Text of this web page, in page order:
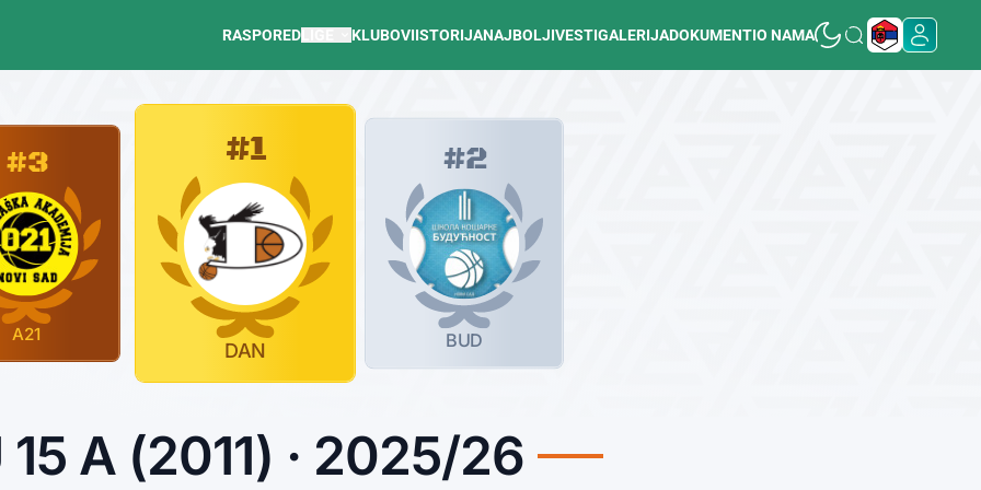
RASPORED KLUBOVIISTORIJANAJBOLJIVESTIGALERIJADOKUMENTIO NAMA
#3
A21
#1
DAN
#2
BUD
15 A (2011) · 2025/26